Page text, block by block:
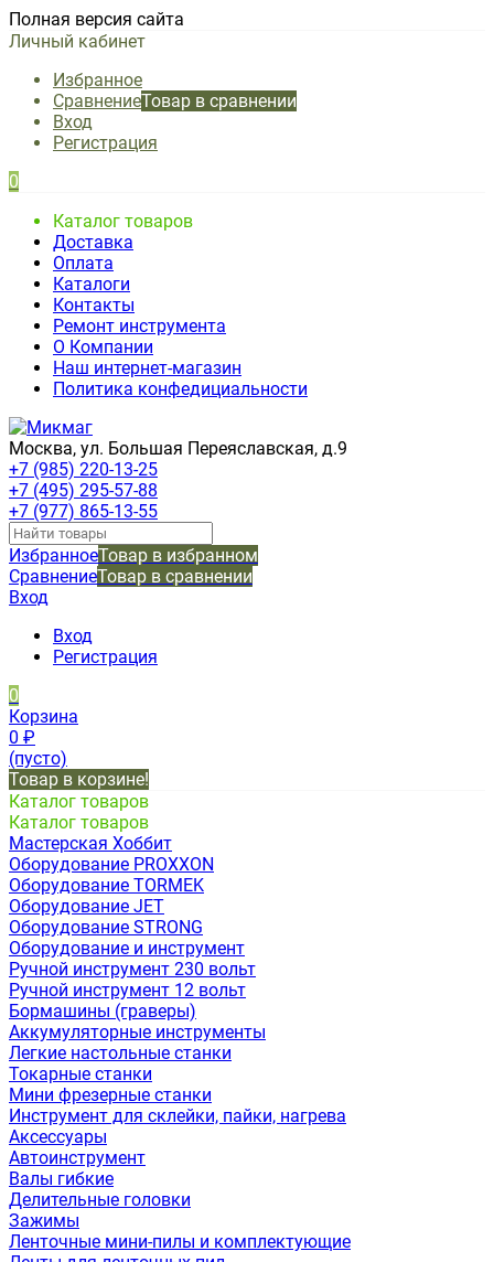
Полная версия сайта
Личный кабинет
Избранное
СравнениеТовар в сравнении
Вход
Регистрация
0
Каталог товаров
Доставка
Оплата
Каталоги
Контакты
Ремонт инструмента
О Компании
Наш интернет-магазин
Политика конфедициальности
Москва, ул. Большая Переяславская, д.9
+7 (985) 220-13-25
+7 (495) 295-57-88
+7 (977) 865-13-55
ИзбранноеТовар в избранном
СравнениеТовар в сравнении
Вход
Вход
Регистрация
0
Корзина
0 ₽
(пусто)
Товар в корзине!
Каталог товаров
Каталог товаров
Мастерская Хоббит
Оборудование PROXXON
Оборудование TORMEK
Оборудование JET
Оборудование STRONG
Оборудование и инструмент
Ручной инструмент 230 вольт
Ручной инструмент 12 вольт
Бормашины (граверы)
Аккумуляторные инструменты
Легкие настольные станки
Токарные станки
Мини фрезерные станки
Инструмент для склейки, пайки, нагрева
Аксессуары
Автоинструмент
Валы гибкие
Делительные головки
Зажимы
Ленточные мини-пилы и комплектующие